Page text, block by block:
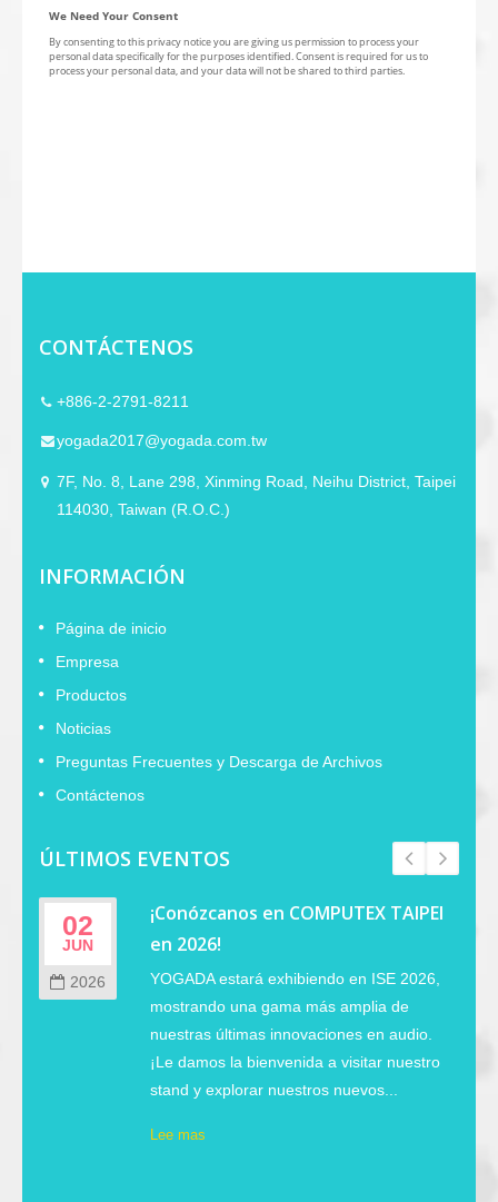
CONTÁCTENOS
+886-2-2791-8211
yogada2017@yogada.com.tw
7F, No. 8, Lane 298, Xinming Road, Neihu District, Taipei
114030, Taiwan (R.O.C.)
INFORMACIÓN
Página de inicio
Empresa
Productos
Noticias
Preguntas Frecuentes y Descarga de Archivos
Contáctenos
ÚLTIMOS EVENTOS
02
JUN
2026
¡Conózcanos en COMPUTEX TAIPEI
en 2026!
YOGADA estará exhibiendo en ISE 2026,
mostrando una gama más amplia de
nuestras últimas innovaciones en audio.
¡Le damos la bienvenida a visitar nuestro
stand y explorar nuestros nuevos...
Lee mas